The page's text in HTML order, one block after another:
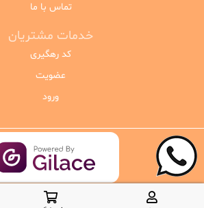
تماس با ما
خدمات مشتریان
کد رهگیری
عضویت
ورود